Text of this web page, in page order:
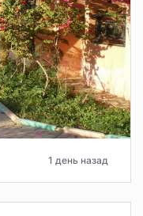
1 день назад